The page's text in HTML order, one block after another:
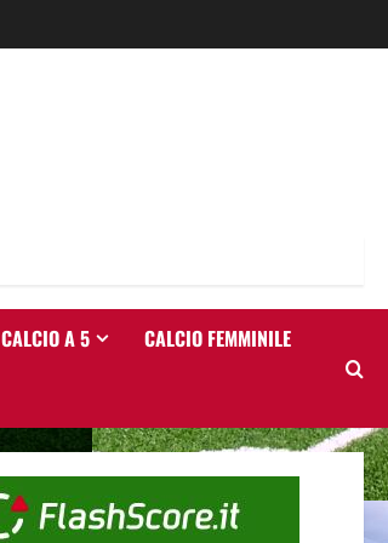
CALCIO A 5 CALCIO FEMMINILE